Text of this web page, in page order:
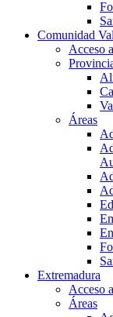
Comunidad
Acceso
Áreas
Extremadura
Acceso
Áreas